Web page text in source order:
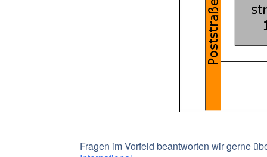
Fragen im Vorfeld beantworten wir gerne